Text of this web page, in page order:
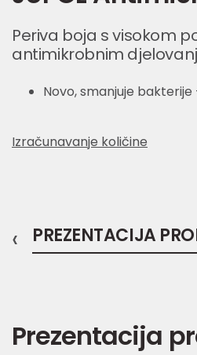
Periva boja s visokom
antimikrobnim
Novo, smanjuje bakterije
Izračunavanje količine
PREZENTACIJA
‹
Prezentacija